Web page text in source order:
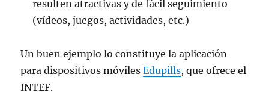
resulten atractivas y de fácil seguimiento
(vídeos, juegos, actividades, etc.)
Un buen ejemplo lo constituye la aplicación
para dispositivos móvilesEdupills, que ofrece el
INTEF.